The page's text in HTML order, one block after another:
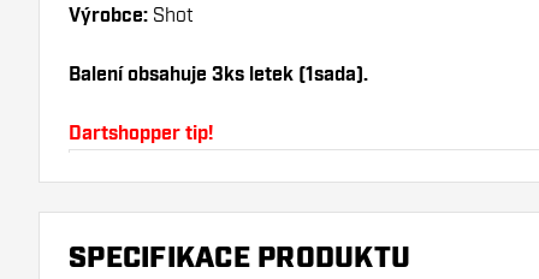
Výrobce: Shot
Balení obsahuje 3ks letek (1sada).
Dartshopper tip!
Ujistěte se, že máte po ruce dostatek letky a
používáním poškodit nebo zlomit.
SPECIFIKACE PRODUKTU